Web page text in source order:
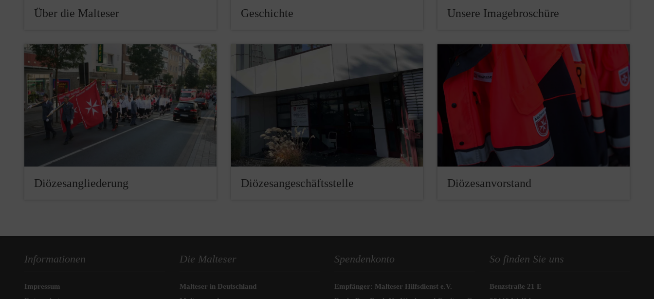
Über die Malteser Geschichte Unsere Imagebroschüre
Diözesangliederung Diözesangeschäftsstelle Diözesanvorstand
Informationen
Impressum
Die Malteser
Malteser in Deutschland
Spendenkonto
Empfänger: Malteser Hilfsdienst e.V.
So finden Sie uns
Benzstraße 21 E